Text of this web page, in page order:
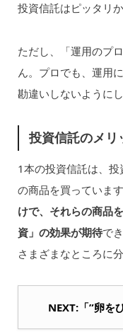
投資信託はピッタリ
ただし、「運用のプ
ん。プロでも、運用
勘違いしないようにし
投資信託のメ
1本の投資信託は、
の商品を買っています
けで、それらの商品
資」の効果が期待で
さまざまなところに
NEXT:「”卵を